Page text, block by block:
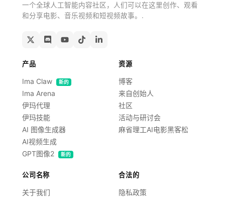
一个全球人工智能内容社区，人们可以在这里创作、观看
和分享电影、音乐视频和短视频故事。.
产品
Ima Claw 新的
Ima Arena
伊玛代理
伊玛技能
AI 图像生成器
AI视频生成
GPT图像2
新的
资源
博客
来自创始人
社区
活动与研讨会
麻省理工AI电影黑客松
公司名称
关于我们
合法的
隐私政策